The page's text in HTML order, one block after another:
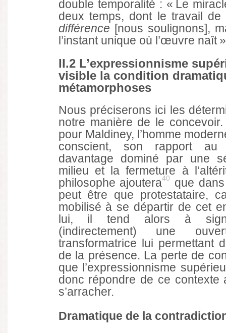
double temporalité : « Le
deux temps, dont le travail
différence [nous soulignons],
l’instant unique où l’œuvre naît »
II.2 L’expressionnisme
visible la condition
métamorphoses
Nous préciserons ici les
notre manière de le
pour Maldiney, l’homme
conscient, son rapport
davantage dominé par une
milieu et la fermeture à
philosophe ajoutera40
que
peut être que protestataire,
mobilisé à se départir de cet
lui, il tend alors à
(indirectement) une
transformatrice lui permettant
de la présence. La perte de
que l’expressionnisme
donc répondre de ce contexte
s’arracher.
Dramatique de la